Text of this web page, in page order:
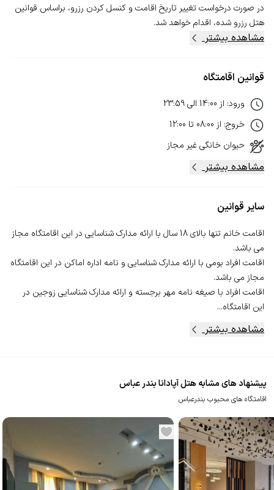
در صورت درخواست تغییر تاریخ اقامت و کنسل‌ کردن رزرو، بر‌اساس قوانین
هتل رزرو شده، اقدام خواهد شد.
مشاهده بیشتر
قوانین اقامتگاه
ورود: از 14:00 الی23:59
خروج: از 08:00 تا 12:00
حیوان خانگیغیر مجاز
مشاهده بیشتر
سایر قوانین
اقامت خانم تنها بالای 18 سال با ارائه مدارک شناسایی در این اقامتگاه مجاز
اقامت افراد بومی با ارائه مدارک شناسایی و نامه اداره اماکن در این اقامتگاه
اقامت افراد با صیغه نامه مهر برجسته و ارائه مدارک شناسایی زوجین در
این اقامتگاه...
مشاهده بیشتر
پیشنهاد های مشابه هتل آپادانا بندر عباس
اقامتگاه های محبوب بندرعباس